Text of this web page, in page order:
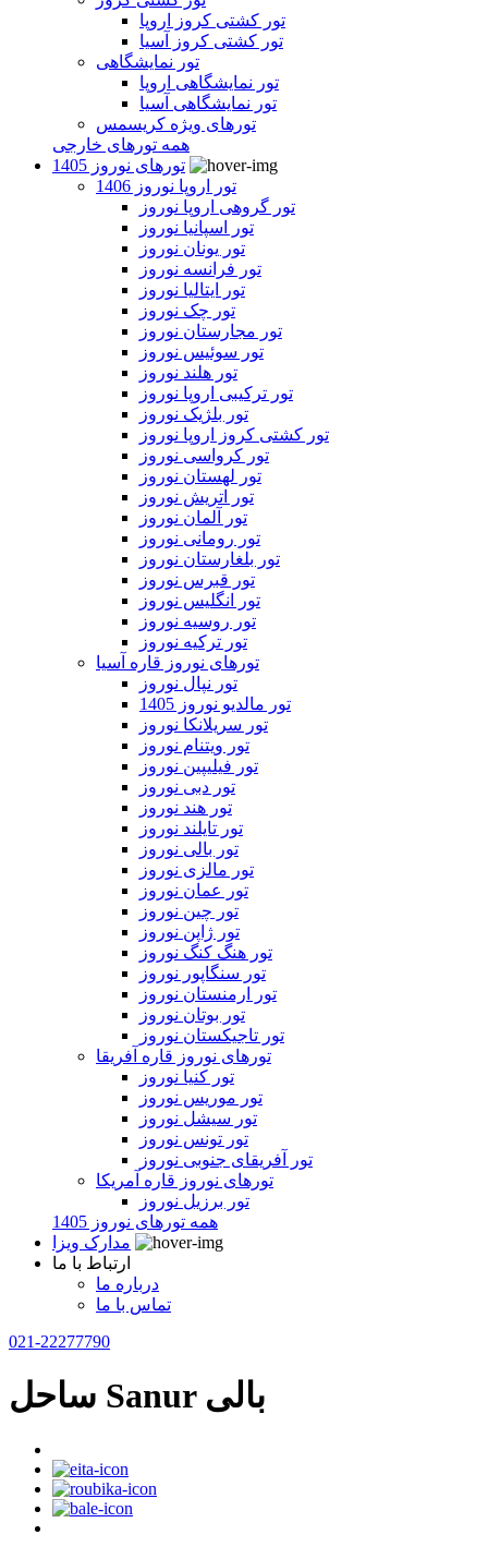
تور کشتی کروز اروپا
تور کشتی کروز آسیا
تور نمایشگاهی
تور نمایشگاهی اروپا
تور نمایشگاهی آسیا
تورهای ویژه کریسمس
همه تورهای خارجی
تورهای نوروز 1405
تور اروپا نوروز 1406
تور گروهی اروپا نوروز
تور اسپانیا نوروز
تور یونان نوروز
تور فرانسه نوروز
تور ایتالیا نوروز
تور چک نوروز
تور مجارستان نوروز
تور سوئیس نوروز
تور هلند نوروز
تور ترکیبی اروپا نوروز
تور بلژیک نوروز
تور کشتی کروز اروپا نوروز
تور کرواسی نوروز
تور لهستان نوروز
تور اتریش نوروز
تور آلمان نوروز
تور رومانی نوروز
تور بلغارستان نوروز
تور قبرس نوروز
تور انگلیس نوروز
تور روسیه نوروز
تور ترکیه نوروز
تورهای نوروز قاره آسیا
تور نپال نوروز
تور مالدیو نوروز 1405
تور سریلانکا نوروز
تور ویتنام نوروز
تور فیلیپین نوروز
تور دبی نوروز
تور هند نوروز
تور تایلند نوروز
تور بالی نوروز
تور مالزی نوروز
تور عمان نوروز
تور چین نوروز
تور ژاپن نوروز
تور هنگ کنگ نوروز
تور سنگاپور نوروز
تور ارمنستان نوروز
تور بوتان نوروز
تور تاجیکستان نوروز
تورهای نوروز قاره آفریقا
تور کنیا نوروز
تور موریس نوروز
تور سیشل نوروز
تور تونس نوروز
تور آفریقای جنوبی نوروز
تورهای نوروز قاره آمریکا
تور برزیل نوروز
همه تورهای نوروز 1405
مدارک ویزا
ارتباط با ما
درباره ما
تماس با ما
021-22277790
ساحل Sanur بالی